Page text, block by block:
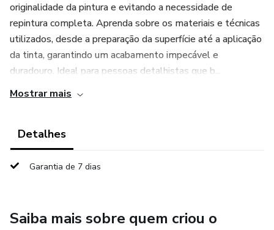
originalidade da pintura e evitando a necessidade de
repintura completa. Aprenda sobre os materiais e técnicas
utilizados, desde a preparação da superfície até a aplicação
da tinta, garantindo um acabamento impecável e
duradouro. Ideal para pessoas detalhistas que b...
Mostrar mais
Detalhes
Garantia de 7 dias
Saiba mais sobre quem criou o